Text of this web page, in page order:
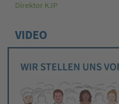
Direktor KJP
VIDEO